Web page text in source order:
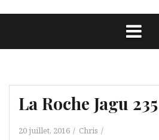
La Roche Jagu 235
20 juillet, 2016 Chris